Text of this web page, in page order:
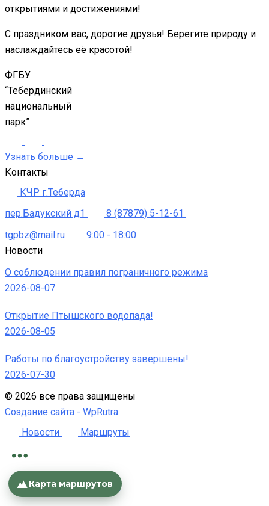
открытиями и достижениями!
С праздником вас, дорогие друзья! Берегите природу и
наслаждайтесь её красотой!
ФГБУ
“Тебердинский
национальный
парк”
Узнать больше →
Контакты
КЧР г.Теберда
пер.Бадукский д1
8 (87879) 5-12-61
tgpbz@mail.ru
9:00 - 18:00
Новости
О соблюдении правил пограничного режима
2026-08-07
Открытие Птышского водопада!
2026-08-05
Работы по благоустройству завершены!
2026-07-30
© 2026 все права защищены
Создание сайта - WpRutra
Новости
Маршруты
Номера Контакты
Карта маршрутов